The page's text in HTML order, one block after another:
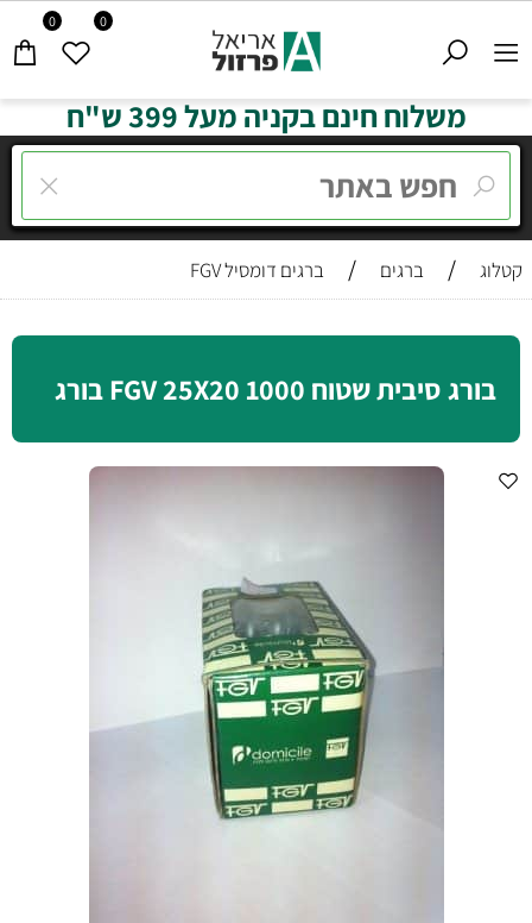
0 0
משלוח חינם בקניה מעל 399 ש"ח
קטלוג / ברגים / ברגים דומסיל FGV
בורג סיבית שטוח FGV 25X20 1000 בורג